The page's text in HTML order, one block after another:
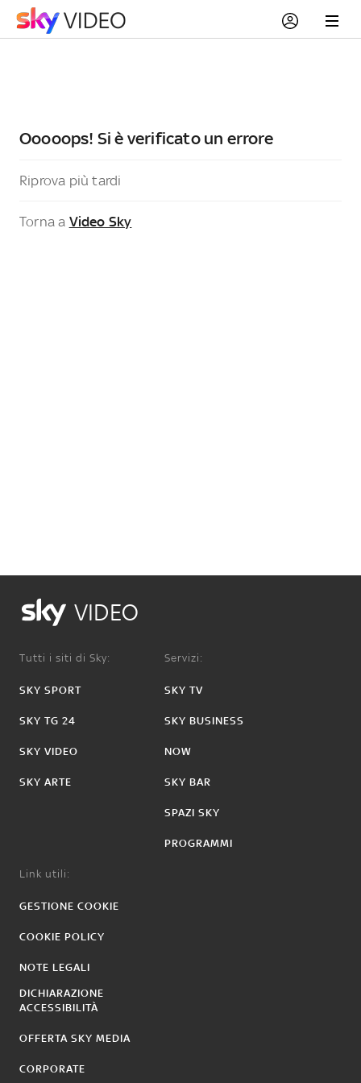
Ooooops! Si è verificato un errore
Riprova più tardi
Torna a Video Sky
VIDEO
Tutti i siti di Sky:
SKY SPORT
SKY TG 24
SKY VIDEO
SKY ARTE
Servizi:
SKY TV
SKY BUSINESS
NOW
SKY BAR
SPAZI SKY
PROGRAMMI
Link utili:
GESTIONE COOKIE
COOKIE POLICY
NOTE LEGALI
DICHIARAZIONE
ACCESSIBILITÀ
OFFERTA SKY MEDIA
CORPORATE